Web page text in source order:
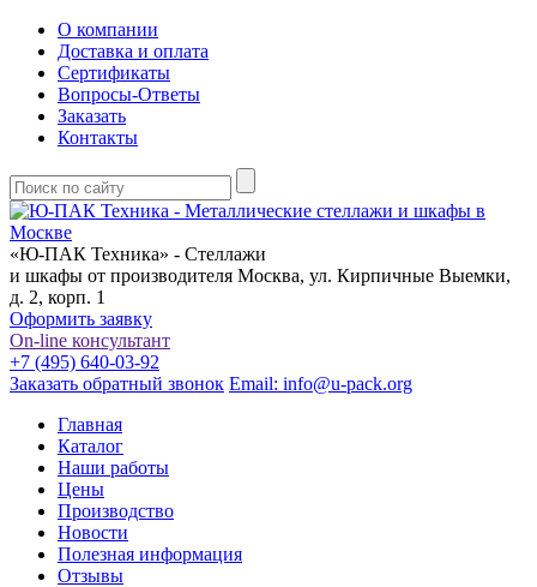
О компании
Доставка и оплата
Сертификаты
Вопросы-Ответы
Заказать
Контакты
«Ю-ПАК Техника» - Стеллажи
и шкафы от производителя Москва, ул. Кирпичные Выемки,
д. 2, корп. 1
Оформить заявку
On-line консультант
+7 (495) 640-03-92
Заказать обратный звонок Email: info@u-pack.org
Главная
Каталог
Наши работы
Цены
Производство
Новости
Полезная информация
Отзывы